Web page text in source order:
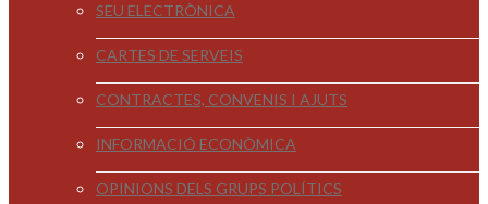
SEU ELECTRÒNICA
CARTES DE SERVEIS
CONTRACTES, CONVENIS I AJUTS
INFORMACIÓ ECONÒMICA
OPINIONS DELS GRUPS POLÍTICS